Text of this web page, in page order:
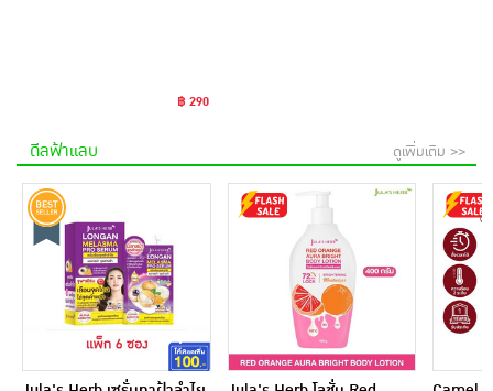
฿ 290
ดีลฟ้าแลบ ดูเพิ่มเติม >>